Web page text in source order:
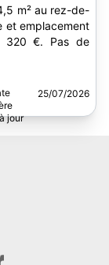
m² au rez-de-
et emplacement
320 €. Pas de
25/07/2026